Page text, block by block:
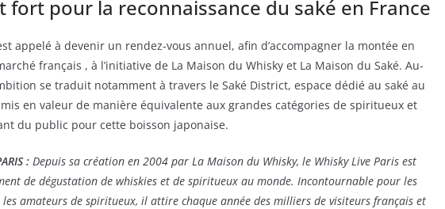
fort pour la reconnaissance du saké en France
appelé à devenir un rendez-vous annuel, afin d’accompagner la montée en
français , à l’initiative de La Maison du Whisky et La Maison du Saké. Au-
se traduit notamment à travers le Saké District, espace dédié au saké au
en valeur de manière équivalente aux grandes catégories de spiritueux et
du public pour cette boisson japonaise.
: Depuis sa création en 2004 par La Maison du Whisky, le Whisky Live Paris est
de dégustation de whiskies et de spiritueux au monde. Incontournable pour les
amateurs de spiritueux, il attire chaque année des milliers de visiteurs français et